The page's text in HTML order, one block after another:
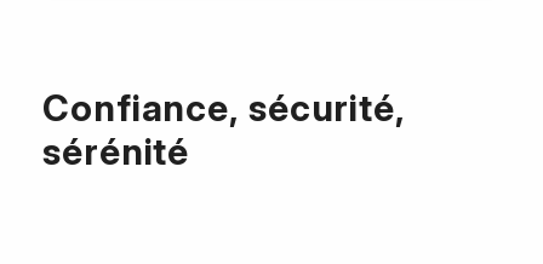
Confiance, sécurité,
sérénité